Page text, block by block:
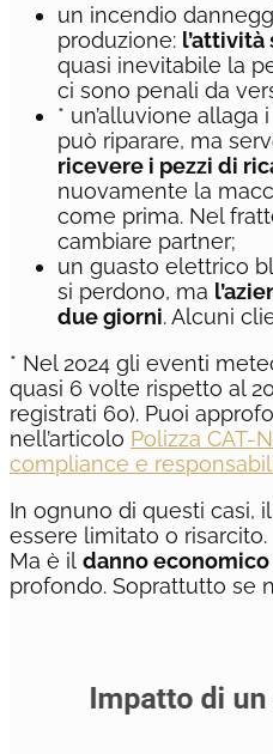
un incendio
produzione: l’attività
quasi inevitabile la
ci sono penali da
* un’alluvione allaga
può riparare, ma
ricevere i pezzi di
nuovamente la
come prima. Nel
cambiare partner;
un guasto elettrico
si perdono, ma
due giorni. Alcuni
* Nel 2024 gli eventi
quasi 6 volte rispetto al
registrati 60). Puoi
nell’articolo Polizza CAT-
compliance e
In ognuno di questi casi,
essere limitato o risarcito.
Ma è il danno economico
profondo. Soprattutto se